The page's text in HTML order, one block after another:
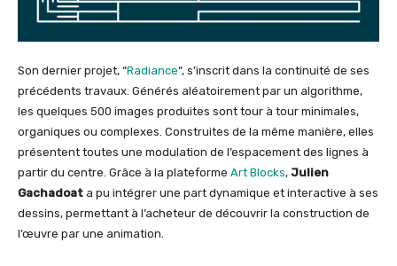
Son dernier projet, “Radiance“, s’inscrit dans la continuité de ses
précédents travaux. Générés aléatoirement par un algorithme,
les quelques 500 images produites sont tour à tour minimales,
organiques ou complexes. Construites de la même manière, elles
présentent toutes une modulation de l’espacement des lignes à
partir du centre. Grâce à la plateforme Art Blocks, Julien
Gachadoat a pu intégrer une part dynamique et interactive à ses
dessins, permettant à l’acheteur de découvrir la construction de
l’œuvre par une animation.